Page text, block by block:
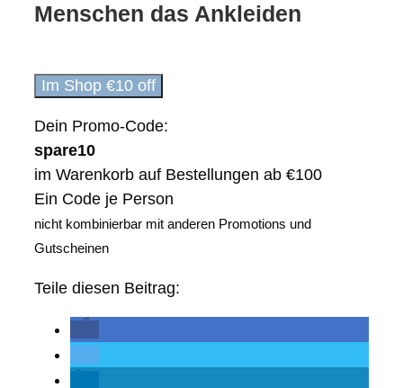
Menschen das Ankleiden
Im Shop €10 off
Dein Promo-Code:
spare10
im Warenkorb auf Bestellungen ab €100
Ein Code je Person
nicht kombinierbar mit anderen Promotions und
Gutscheinen
Teile diesen Beitrag: